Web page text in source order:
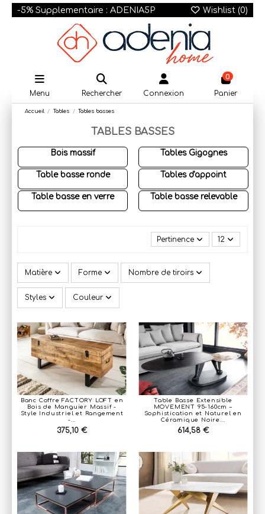
-5% Supplementaire : ADENIA5P Wishlist (0)
Menu Rechercher Connexion
0
Panier
Accueil Tables Tables basses
TABLES BASSES
Bois massif Tables Gigognes
Table basse ronde Tables d'appoint
Table basse en verre Table basse relevable
Pertinence 12
Matière Forme Nombre de tiroirs
Styles Couleur
Banc Coffre FACTORY LOFT en
Bois de Manguier Massif -
Style Industriel et Rangement
-...
375,10 €
Table Basse Extensible
MOVEMENT 95-160cm –
Sophistication et Naturel en
Céramique Noire...
614,58 €